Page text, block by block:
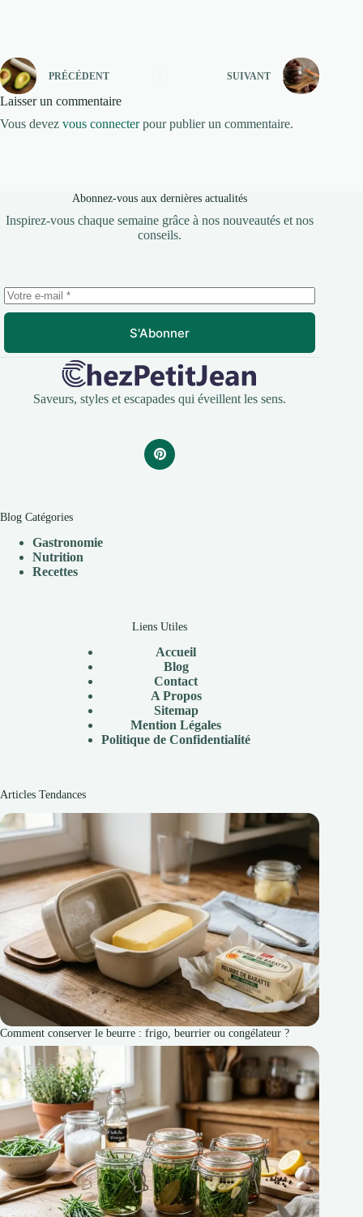
PRÉCÉDENT SUIVANT
Laisser un commentaire
Vous devez vous connecterpour publier un commentaire.
Abonnez-vous aux dernières actualités
Inspirez-vous chaque semaine grâce à nos nouveautés et nos
conseils.
S'Abonner
Saveurs, styles et escapades qui éveillent les sens.
Blog Catégories
Gastronomie
Nutrition
Recettes
Liens Utiles
Accueil
Blog
Contact
A Propos
Sitemap
Mention Légales
Politique de Confidentialité
Articles Tendances
Comment conserver le beurre : frigo, beurrier ou congélateur ?